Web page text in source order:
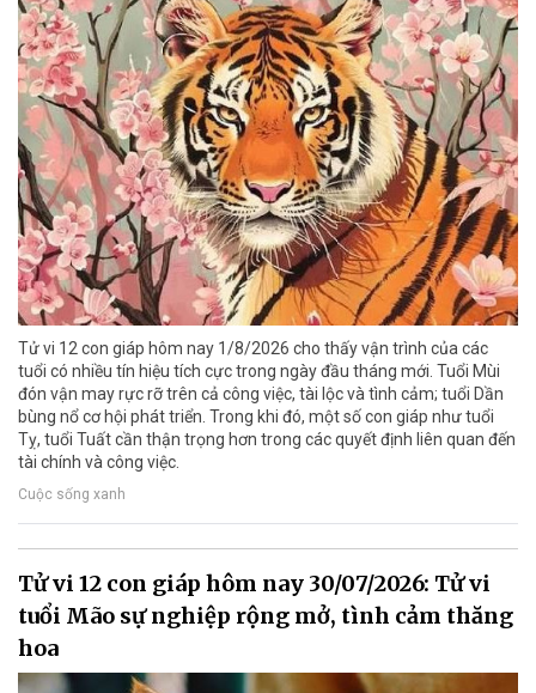
Tử vi 12 con giáp hôm nay 1/8/2026 cho thấy vận trình của các
tuổi có nhiều tín hiệu tích cực trong ngày đầu tháng mới. Tuổi Mùi
đón vận may rực rỡ trên cả công việc, tài lộc và tình cảm; tuổi Dần
bùng nổ cơ hội phát triển. Trong khi đó, một số con giáp như tuổi
Tỵ, tuổi Tuất cần thận trọng hơn trong các quyết định liên quan đến
tài chính và công việc.
Cuộc sống xanh
Tử vi 12 con giáp hôm nay 30/07/2026: Tử vi
tuổi Mão sự nghiệp rộng mở, tình cảm thăng
hoa